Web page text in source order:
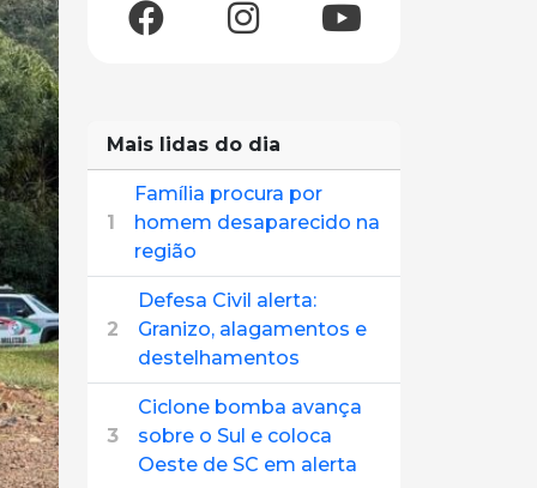
Mais lidas do dia
1
Família procura por
homem desaparecido na
região
2
Defesa Civil alerta:
Granizo, alagamentos e
destelhamentos
3
Ciclone bomba avança
sobre o Sul e coloca
Oeste de SC em alerta